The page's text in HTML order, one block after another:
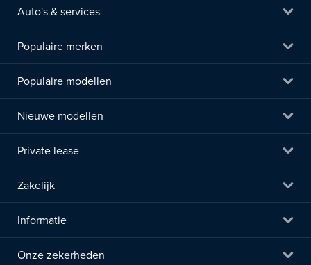
Auto's & services
Populaire merken
Populaire modellen
Nieuwe modellen
Private lease
Zakelijk
Informatie
Onze zekerheden